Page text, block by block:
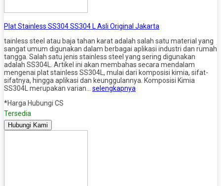
Plat Stainless SS304 SS304 L Asli Original Jakarta
tainless steel atau baja tahan karat adalah salah satu material yang
sangat umum digunakan dalam berbagai aplikasi industri dan rumah
tangga. Salah satu jenis stainless steel yang sering digunakan
adalah SS304L. Artikel ini akan membahas secara mendalam
mengenai plat stainless SS304L, mulai dari komposisi kimia, sifat-
sifatnya, hingga aplikasi dan keunggulannya. Komposisi Kimia
SS304L merupakan varian… selengkapnya
*Harga Hubungi CS
Tersedia
Hubungi Kami